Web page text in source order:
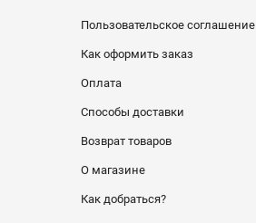
Пользовательское соглашение
Как оформить заказ
Оплата
Способы доставки
Возврат товаров
О магазине
Как добраться?